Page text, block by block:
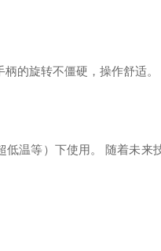
的旋转不僵硬，操作舒适。
温等）下使用。 随着未来